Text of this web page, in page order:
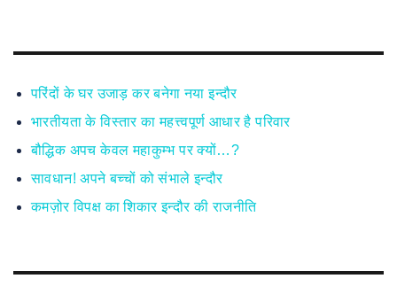
परिंदों के घर उजाड़ कर बनेगा नया इन्दौर
भारतीयता के विस्तार का महत्त्वपूर्ण आधार है परिवार
बौद्धिक अपच केवल महाकुम्भ पर क्यों…?
सावधान! अपने बच्चों को संभाले इन्दौर
कमज़ोर विपक्ष का शिकार इन्दौर की राजनीति